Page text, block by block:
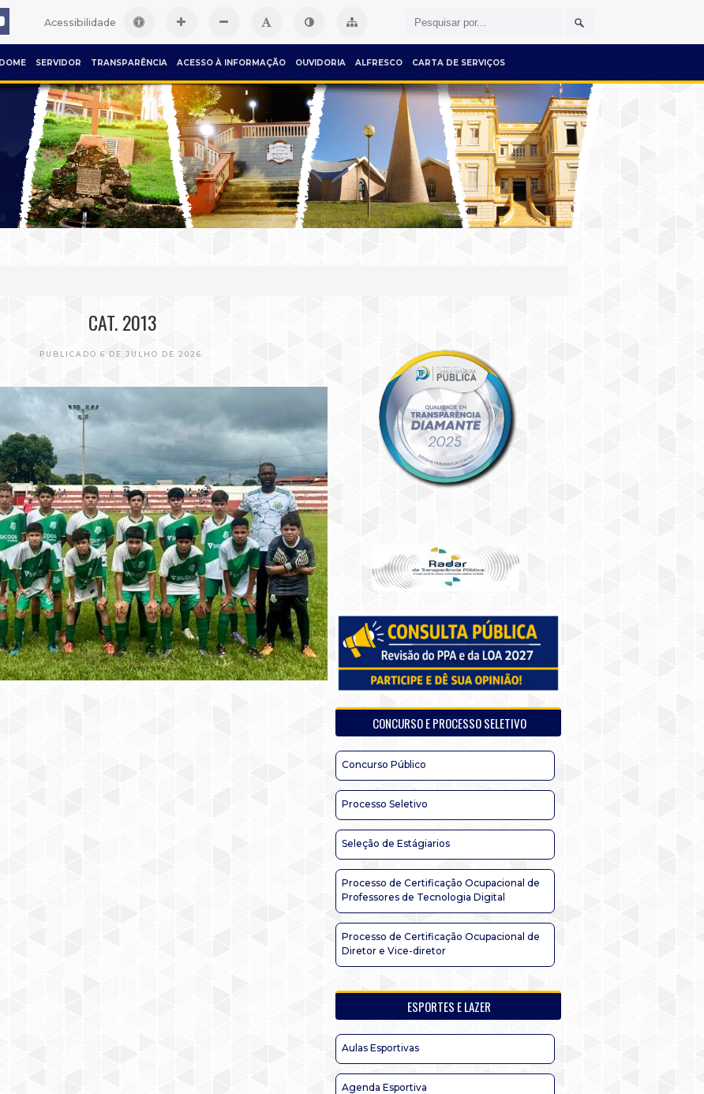
Acessibilidade
DOME SERVIDOR TRANSPARÊNCIA ACESSO À INFORMAÇÃO OUVIDORIA ALFRESCO CARTA DE SERVIÇOS
CAT. 2013
PUBLICADO 6 DE JULHO DE 2026.
CONCURSO E PROCESSO SELETIVO
Concurso Público
Processo Seletivo
Seleção de Estágiarios
Processo de Certificação Ocupacional de
Professores de Tecnologia Digital
Processo de Certificação Ocupacional de
Diretor e Vice-diretor
ESPORTES E LAZER
Aulas Esportivas
Agenda Esportiva